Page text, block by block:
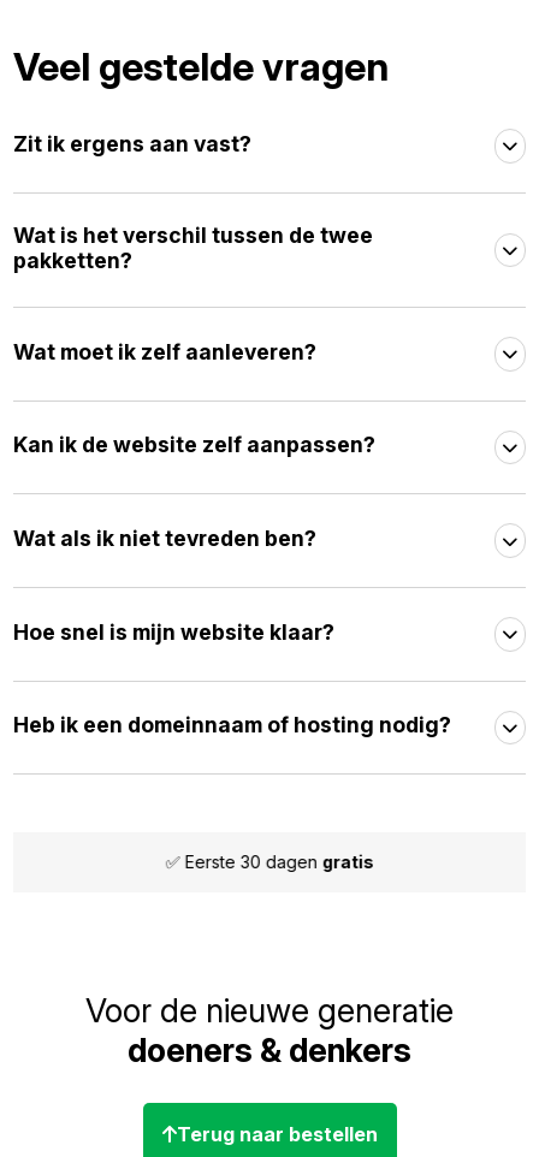
Veel gestelde vragen
Zit ik ergens aan vast?
Wat is het verschil tussen de twee
pakketten?
Wat moet ik zelf aanleveren?
Kan ik de website zelf aanpassen?
Wat als ik niet tevreden ben?
Hoe snel is mijn website klaar?
Heb ik een domeinnaam of hosting nodig?
✅ Maandelijks
Voor de nieuwe generatie
doeners & denkers
Terug naar bestellen